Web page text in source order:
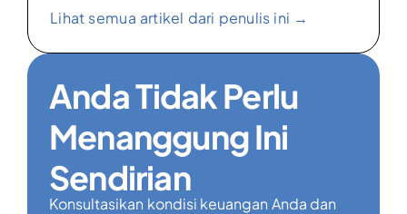
Lihat semua artikel dari penulis ini →
Anda Tidak Perlu
Menanggung Ini
Sendirian
Konsultasikan kondisi keuangan Anda dan